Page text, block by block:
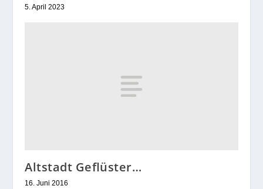
5. April 2023
Altstadt Geflüster…
16. Juni 2016